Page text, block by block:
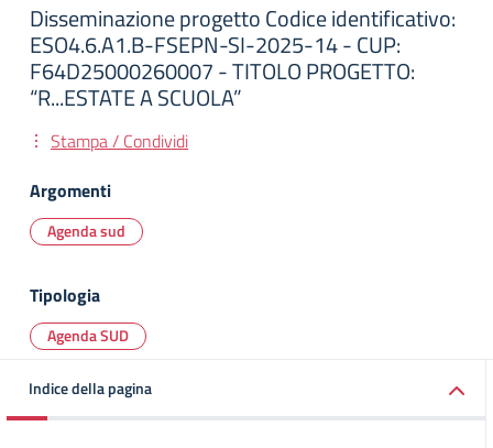
Disseminazione progetto Codice identificativo:
ESO4.6.A1.B-FSEPN-SI-2025-14 - CUP:
F64D25000260007 - TITOLO PROGETTO:
“R...ESTATE A SCUOLA”
Stampa / Condividi
Argomenti
Agenda sud
Tipologia
Agenda SUD
Indice della pagina